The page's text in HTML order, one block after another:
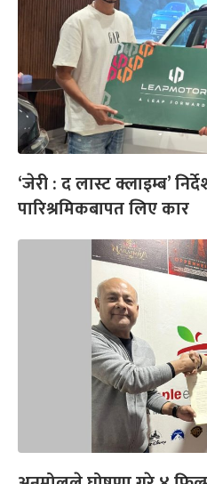
‘जेरी : द लास्ट क्लाइम्ब’
पारिश्रमिकबापत लिए कार